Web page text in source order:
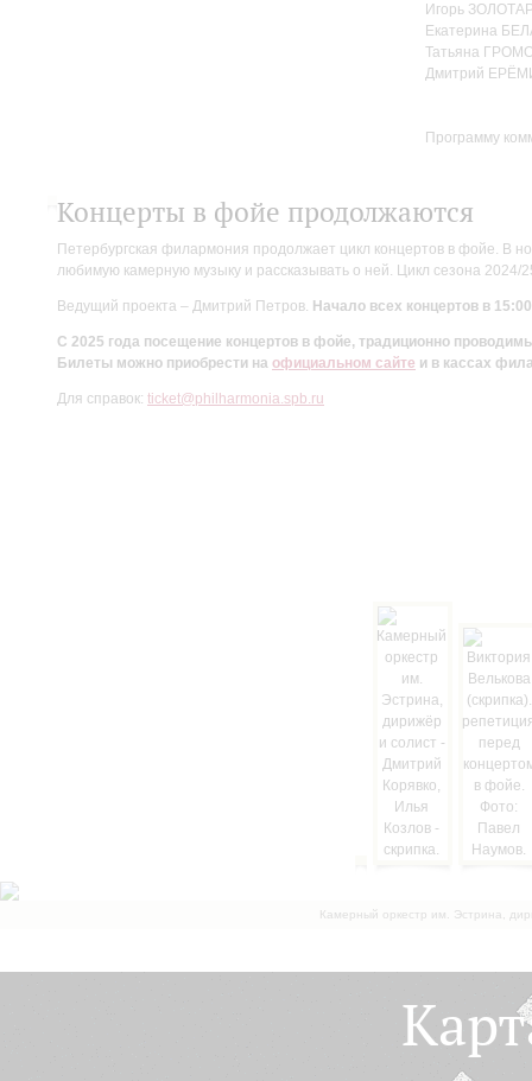
Игорь
Екатерина
Татьяна
Дмитрий
Программу
Концерты в фойе продолжаются
Петербургская филармония продолжает цикл концертов в фойе. В
любимую камерную музыку и рассказывать о ней. Цикл сезона
Ведущий проекта – Дмитрий Петров. Начало всех концертов в
С 2025 года посещение концертов в фойе, традиционно
Билеты можно приобрести на официальном сайте и в кассах
Для справок: ticket@philharmonia.spb.ru
Камерный оркестр им. Эстрина,